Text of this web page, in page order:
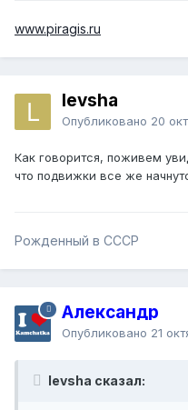
www.piragis.ru
levsha
Опубликовано 20
Как говорится, поживем
что подвижки все же
Рожденный в СССР
Александр
Опубликовано 21
levsha сказал: